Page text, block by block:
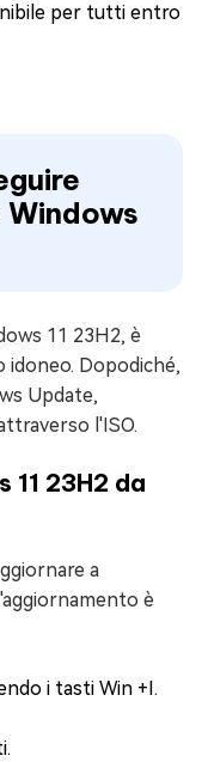
per tutti entro
11 23H2, è
idoneo. Dopodiché,
Update,
l'ISO.
11 23H2 da
a
è
i tasti Win +I.